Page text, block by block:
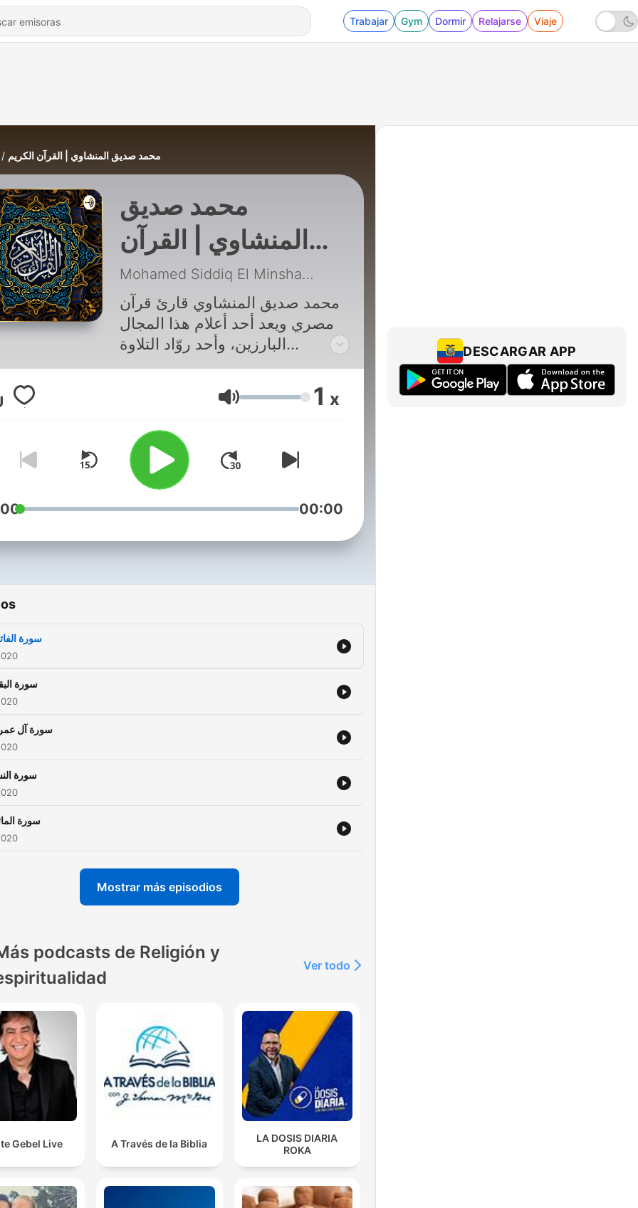
Trabajar Gym Dormir Relajarse Viaje
محمد صديق المنشاوي | القرآن الكريم
محمد صديق
المنشاوي | القرآن
الكريم
Mohamed Siddiq El Minshawi
محمد صديق المنشاوي قارئ قرآن
مصري ويعد أحد أعلام هذا المجال
البارزين، وأحد روّاد التلاوة
المتميزين بتلاوته المرتلة والمجوّدة،
سجل المصحف المرتل برواية حفص
عن عاصم. وكان قارئاً في الإذاعة
المصرية. توفي مبكراً إثر مرض عن
49 عاماً رحمه الله
Volumen 1 x
00:00
سورة
سورة
سورة آل
سورة
سورة
Mostrar más episodios
podcasts de Religión y
Ver todo
Gebel Live A Través de la Biblia
LA DOSIS DIARIA
ROKA
DESCARGAR APP